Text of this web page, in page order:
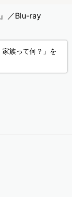
／Blu-ray
族って何？」を